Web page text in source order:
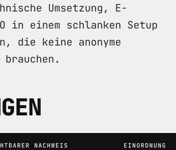
Umsetzung, E-
in einem schlanken Setup
die keine anonyme
NACHWEIS EINORDNUNG